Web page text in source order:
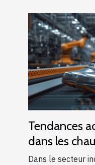
Tendances
dans les
l'industrie et
Dans le secteur